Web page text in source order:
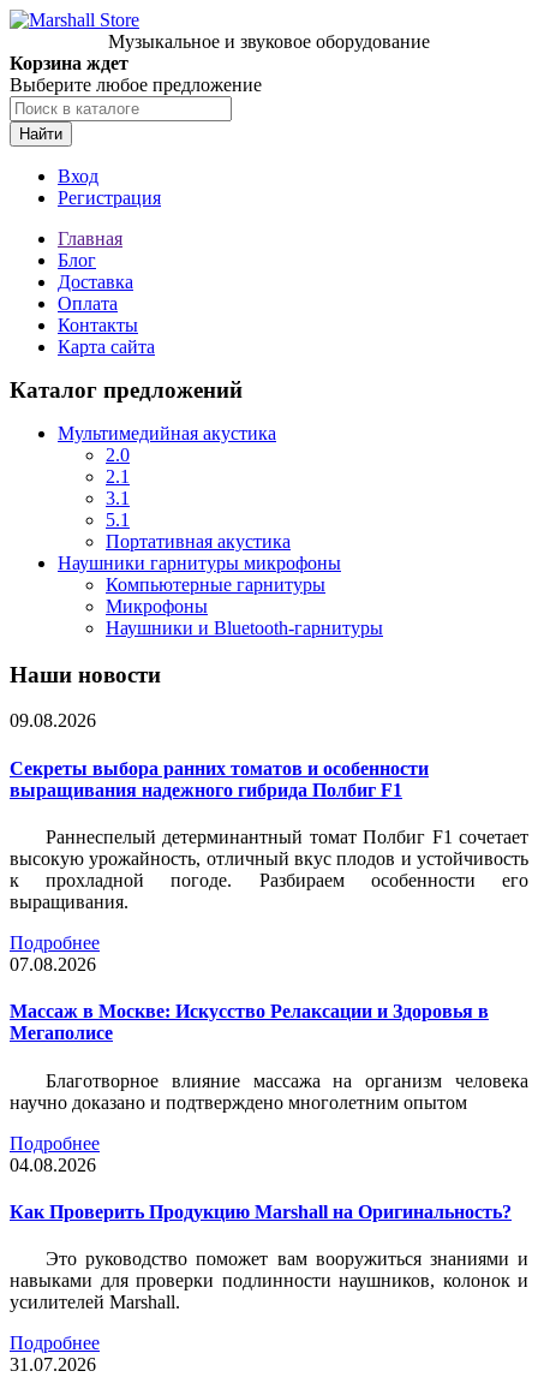
Музыкальное и звуковое оборудование
Корзина ждет
Выберите любое предложение
Найти
Вход
Регистрация
Главная
Блог
Доставка
Оплата
Контакты
Карта сайта
Каталог предложений
Мультимедийная акустика
2.0
2.1
3.1
5.1
Портативная акустика
Наушники гарнитуры микрофоны
Компьютерные гарнитуры
Микрофоны
Наушники и Bluetooth-гарнитуры
Наши новости
09.08.2026
Секреты выбора ранних томатов и особенности
выращивания надежного гибрида Полбиг F1
Раннеспелый детерминантный томат Полбиг F1 сочетает
высокую урожайность, отличный вкус плодов и устойчивость
к прохладной погоде. Разбираем особенности его
выращивания.
Подробнее
07.08.2026
Массаж в Москве: Искусство Релаксации и Здоровья в
Мегаполисе
Благотворное влияние массажа на организм человека
научно доказано и подтверждено многолетним опытом
Подробнее
04.08.2026
Как Проверить Продукцию Marshall на Оригинальность?
Это руководство поможет вам вооружиться знаниями и
навыками для проверки подлинности наушников, колонок и
усилителей Marshall.
Подробнее
31.07.2026